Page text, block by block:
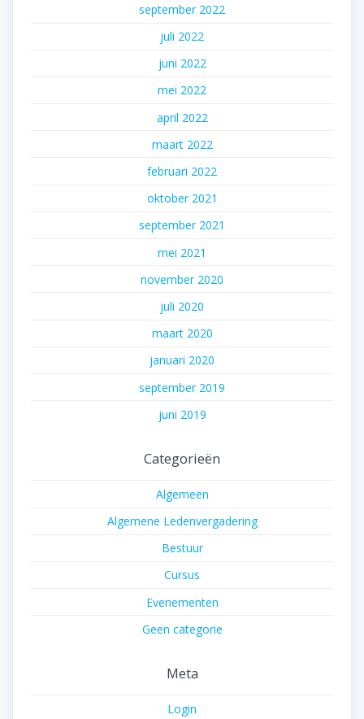
september 2022
juli 2022
juni 2022
mei 2022
april 2022
maart 2022
februari 2022
oktober 2021
september 2021
mei 2021
november 2020
juli 2020
maart 2020
januari 2020
september 2019
juni 2019
Categorieën
Algemeen
Algemene Ledenvergadering
Bestuur
Cursus
Evenementen
Geen categorie
Meta
Login